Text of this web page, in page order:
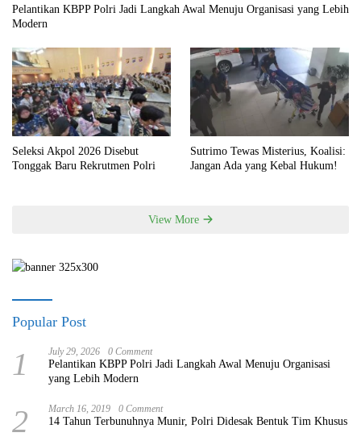
Pelantikan KBPP Polri Jadi Langkah Awal Menuju Organisasi yang Lebih
Modern
Seleksi Akpol 2026 Disebut
Tonggak Baru Rekrutmen Polri
Sutrimo Tewas Misterius, Koalisi:
Jangan Ada yang Kebal Hukum!
View More
Popular Post
1 July 29, 2026 0 Comment
Pelantikan KBPP Polri Jadi Langkah Awal Menuju Organisasi
yang Lebih Modern
2 March 16, 2019 0 Comment
14 Tahun Terbunuhnya Munir, Polri Didesak Bentuk Tim Khusus